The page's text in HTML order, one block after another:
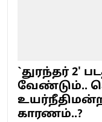
`துரந்தர் 2'
வேண்டும்..
காரணம்..?